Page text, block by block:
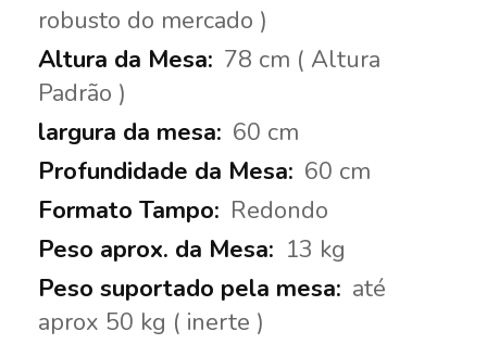
robusto do mercado )
78 cm ( Altura
Padrão )
60 cm
60 cm
Redondo
13 kg
até
aprox 50 kg ( inerte )